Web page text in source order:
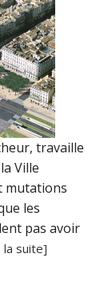
travaille
Ville
mutations
les
pas avoir
la suite]